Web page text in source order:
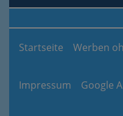
Startseite Werben
Impressum Google